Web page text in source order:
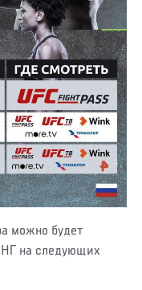
можно будет
на следующих